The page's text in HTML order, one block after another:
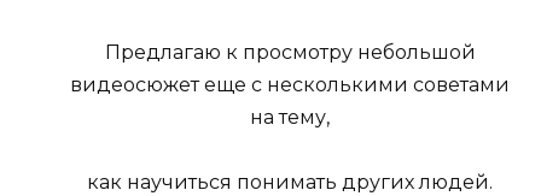
Предлагаю к просмотру небольшой
видеосюжет еще с несколькими советами
на тему,
как научиться понимать других людей.